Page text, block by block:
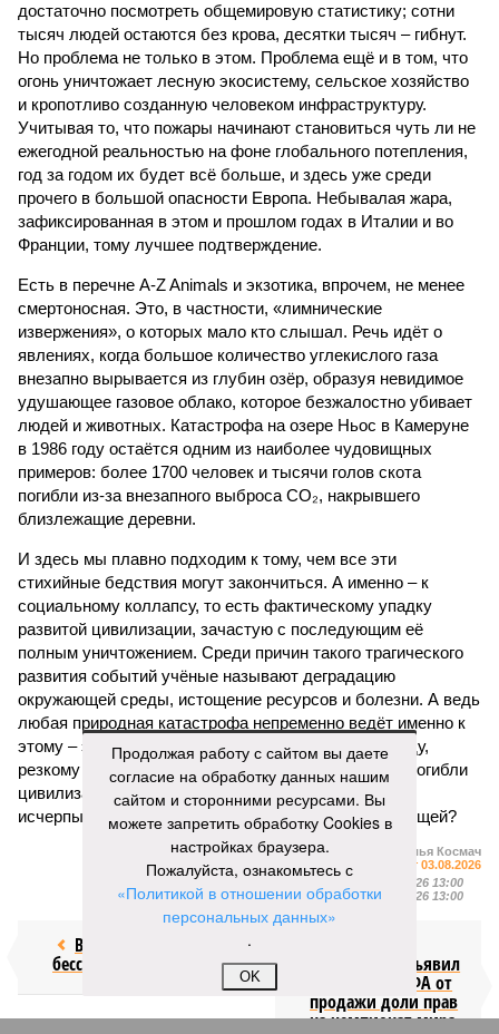
достаточно посмотреть общемировую статистику; сотни
тысяч людей остаются без крова, десятки тысяч – гибнут.
Но проблема не только в этом. Проблема ещё и в том, что
огонь уничтожает лесную экосистему, сельское хозяйство
и кропотливо созданную человеком инфраструктуру.
Учитывая то, что пожары начинают становиться чуть ли не
ежегодной реальностью на фоне глобального потепления,
год за годом их будет всё больше, и здесь уже среди
прочего в большой опасности Европа. Небывалая жара,
зафиксированная в этом и прошлом годах в Италии и во
Франции, тому лучшее подтверждение.
Есть в перечне A-Z Animals и экзотика, впрочем, не менее
смертоносная. Это, в частности, «лимнические
извержения», о которых мало кто слышал. Речь идёт о
явлениях, когда большое количество углекислого газа
внезапно вырывается из глубин озёр, образуя невидимое
удушающее газовое облако, которое безжалостно убивает
людей и животных. Катастрофа на озере Ньос в Камеруне
в 1986 году остаётся одним из наиболее чудовищных
примеров: более 1700 человек и тысячи голов скота
погибли из-за внезапного выброса CO₂, накрывшего
близлежащие деревни.
И здесь мы плавно подходим к тому, чем все эти
стихийные бедствия могут закончиться. А именно – к
социальному коллапсу, то есть фактическому упадку
развитой цивилизации, зачастую с последующим её
полным уничтожением. Среди причин такого трагического
развития событий учёные называют деградацию
окружающей среды, истощение ресурсов и болезни. А ведь
любая природная катастрофа непременно ведёт именно к
этому – экономическому кризису, эпидемиям, голоду,
резкому сокращению численности населения. Так погибли
цивилизации шумеров, майя, кхмеров – список не
исчерпывающий. Какая цивилизация будет следующей?
Илья Космач
«Наша версия» №29 от 03.08.2026
05.08.2026 13:00
Отредактировано:05.08.2026 13:00
Возраст
бессмертия отступил и объявил
об отказе ФИФА от
продажи доли прав
на чемпионат мира
Продолжая работу с сайтом вы даете
согласие на обработку данных нашим
сайтом и сторонними ресурсами. Вы
можете запретить обработку Cookies в
настройках браузера.
Пожалуйста, ознакомьтесь с
«Политикой в отношении обработки
персональных данных»
.
OK